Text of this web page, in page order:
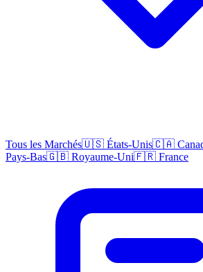
Tous les Marchés🇺🇸 États-Unis🇨🇦
Pays-Bas🇬🇧 Royaume-Uni🇫🇷 France